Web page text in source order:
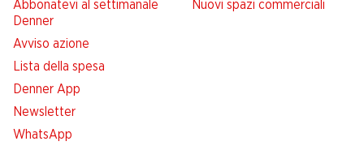
Abbonatevi al settimanale
Denner
Avviso azione
Lista della spesa
Denner App
Newsletter
WhatsApp
Nuovi spazi commerciali